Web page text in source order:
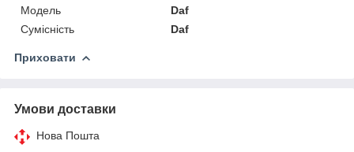
Мoдель
Daf
Сумісність
Daf
Приховати
Умови доставки
Нова Пошта